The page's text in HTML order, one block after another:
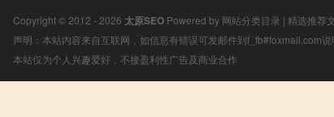
Copyright © 2012 - 2026 太原SEO Powered by 网站分类目录 | 精选推荐
声明：本站内容来自互联网，如信息有错误可发邮件到f_fb#foxmail.com
本站仅为个人兴趣爱好，不接盈利性广告及商业合作